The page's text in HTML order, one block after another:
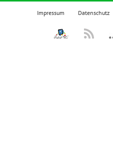
Zum
Impressum Datenschutz
IPadsTKSRss